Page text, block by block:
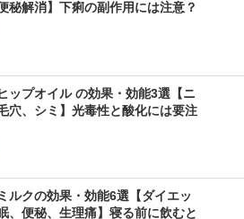
秘解消】下痢の副作用には注意？
ップオイル の効果・効能3選【ニ
穴、シミ】光毒性と酸化には要注
ルクの効果・効能6選【ダイエッ
、便秘、生理痛】寝る前に飲むと